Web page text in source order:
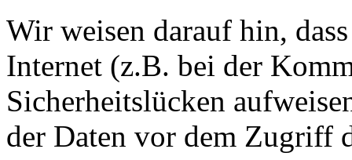
Wir weisen darauf hin,
Internet (z.B. bei der
Sicherheitslücken
der Daten vor dem Zugriff